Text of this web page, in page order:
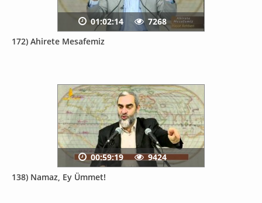
172) Ahirete Mesafemiz
01:02:14 7268
138) Namaz, Ey Ümmet!
00:59:19 9424